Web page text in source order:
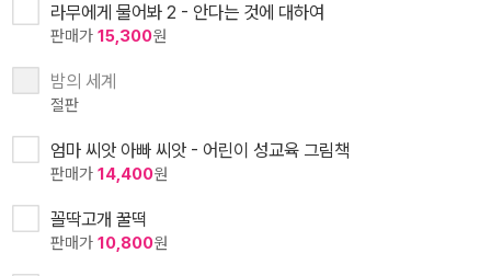
라무에게 물어봐 2 - 안다는 것에 대하여
판매가 15,300원
밤의 세계
절판
엄마 씨앗 아빠 씨앗 - 어린이 성교육 그림책
판매가 14,400원
꼴딱고개 꿀떡
판매가 10,800원